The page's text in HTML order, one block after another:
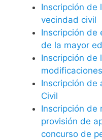
Inscripción de
vecindad civil
Inscripción de
de la mayor
Inscripción de
modificaciones
Inscripción de
Civil
Inscripción de
provisión de
concurso de